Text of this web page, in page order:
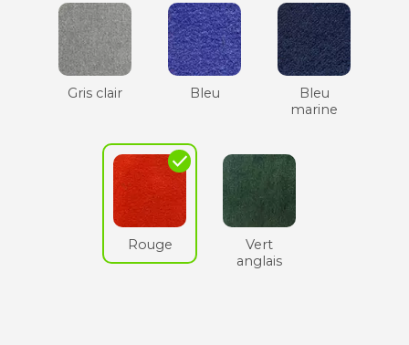
Gris clair Bleu
Bleu
marine
check
Rouge
Vert
anglais